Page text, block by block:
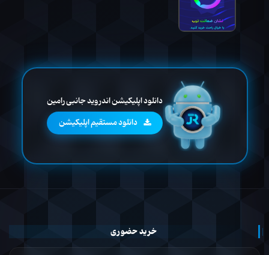
دانلود اپلیکیشن اندروید جانبی رامین
دانلود مستقیم اپلیکیشن
خرید حضوری